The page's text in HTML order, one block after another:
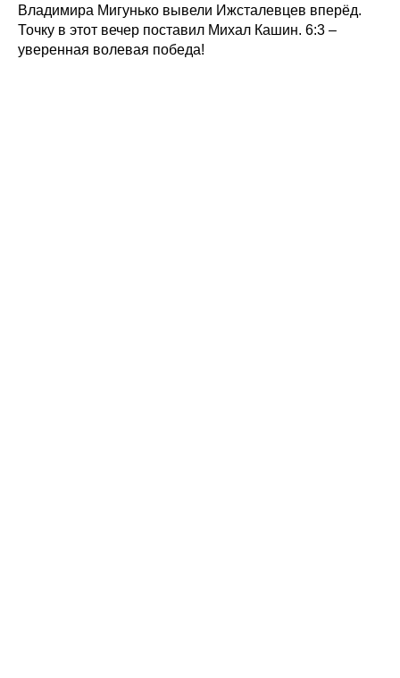
Владимира Мигунько вывели Ижсталевцев вперёд.
Точку в этот вечер поставил Михал Кашин. 6:3 –
уверенная волевая победа!